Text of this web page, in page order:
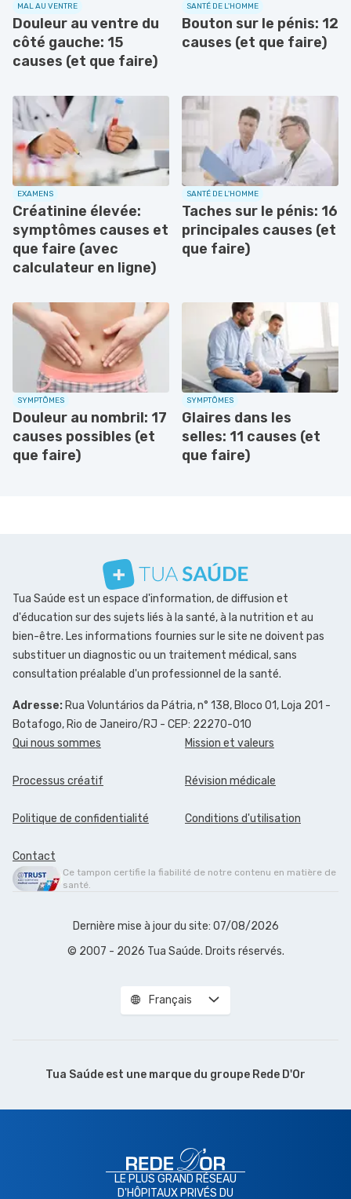
MAL AU VENTRE
Douleur au ventre du
côté gauche: 15
causes (et que faire)
SANTÉ DE L'HOMME
Bouton sur le pénis: 12
causes (et que faire)
EXAMENS
Créatinine élevée:
symptômes causes et
que faire (avec
calculateur en ligne)
SANTÉ DE L'HOMME
Taches sur le pénis: 16
principales causes (et
que faire)
SYMPTÔMES
Douleur au nombril: 17
causes possibles (et
que faire)
SYMPTÔMES
Glaires dans les
selles: 11 causes (et
que faire)
Tua Saúde est un espace d'information, de diffusion et
d'éducation sur des sujets liés à la santé, à la nutrition et au
bien-être. Les informations fournies sur le site ne doivent pas
substituer un diagnostic ou un traitement médical, sans
consultation préalable d'un professionnel de la santé.
Adresse: Rua Voluntários da Pátria, n° 138, Bloco 01, Loja 201 -
Botafogo, Rio de Janeiro/RJ - CEP: 22270-010
Qui nous sommes
Mission et valeurs
Processus créatif Révision médicale
Politique de confidentialité Conditions d'utilisation
Contact
Ce tampon certifie la fiabilité de notre contenu en matière de
santé.
Dernière mise à jour du site: 07/08/2026
© 2007 - 2026 Tua Saúde. Droits réservés.
Français
Tua Saúde est une marque du groupe Rede D'Or
LE PLUS GRAND RÉSEAU
D'HÔPITAUX PRIVÉS DU